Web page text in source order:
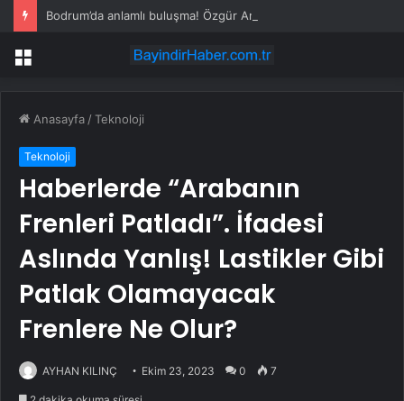
Menü
Anasayfa /Teknoloji
Teknoloji
Haberlerde “Arabanın
Frenleri Patladı”. İfadesi
Aslında Yanlış! Lastikler Gibi
Patlak Olamayacak
Frenlere Ne Olur?
AYHAN KILINÇ Ekim 23, 2023 0 7